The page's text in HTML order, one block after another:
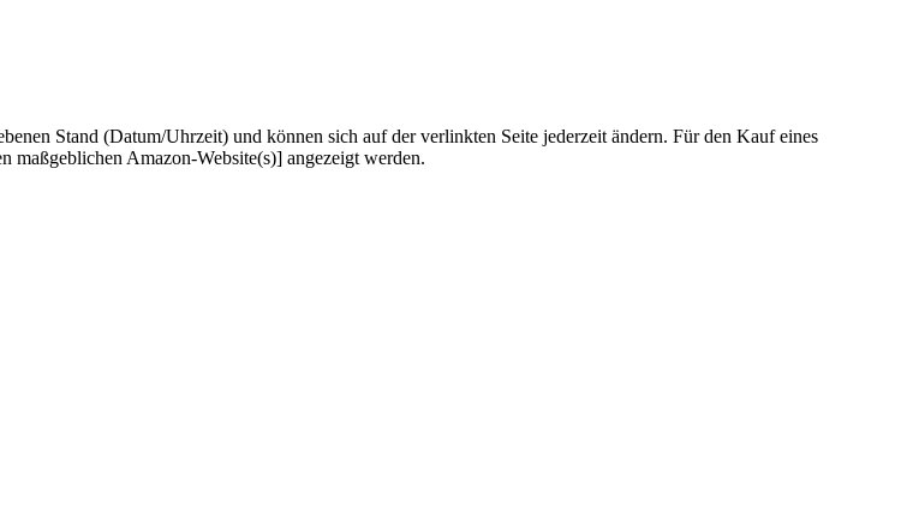
Stand (Datum/Uhrzeit) und können sich auf der verlinkten Seite jederzeit ändern. Für den Kauf eines
Amazon-Website(s)] angezeigt werden.